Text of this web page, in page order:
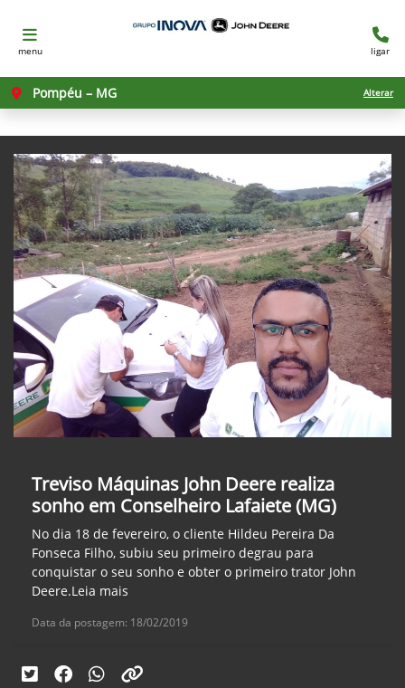
menu ligar
Pompéu – MG Alterar
Treviso Máquinas John Deere realiza
sonho em Conselheiro Lafaiete (MG)
No dia 18 de fevereiro, o cliente Hildeu Pereira Da
Fonseca Filho, subiu seu primeiro degrau para
conquistar o seu sonho e obter o primeiro trator John
Deere.Leia mais
Data da postagem: 18/02/2019